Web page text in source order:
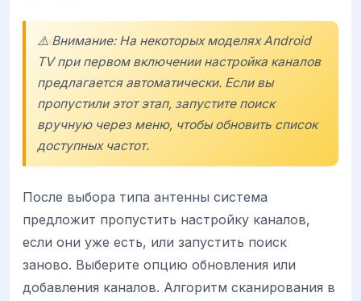
⚠️ Внимание: На некоторых моделях Android
TV при первом включении настройка каналов
предлагается автоматически. Если вы
пропустили этот этап, запустите поиск
вручную через меню, чтобы обновить список
доступных частот.
После выбора типа антенны система
предложит пропустить настройку каналов,
если они уже есть, или запустить поиск
заново. Выберите опцию обновления или
добавления каналов. Алгоритм сканирования в